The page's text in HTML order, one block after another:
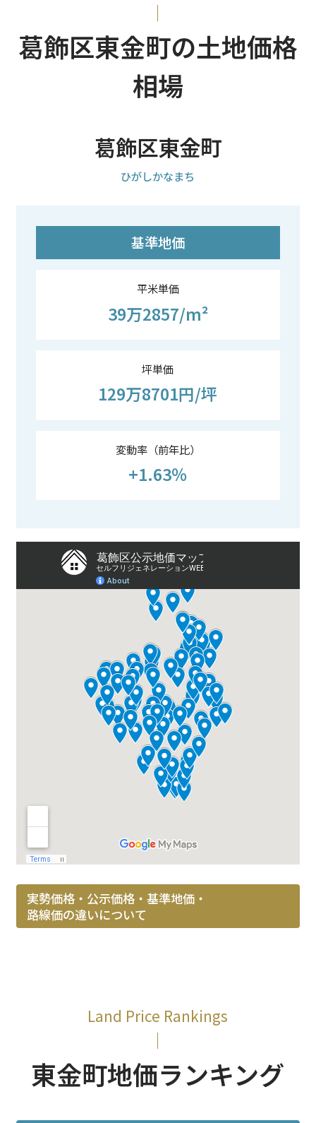
葛飾区東金町の土地価格
相場
葛飾区東金町
ひがしかなまち
基準地価
平米単価
39万2857/m²
坪単価
129万8701円/坪
変動率（前年比）
+1.63％
実勢価格・公示価格・基準地価・
路線価の違いについて
Land Price Rankings
東金町地価ランキング